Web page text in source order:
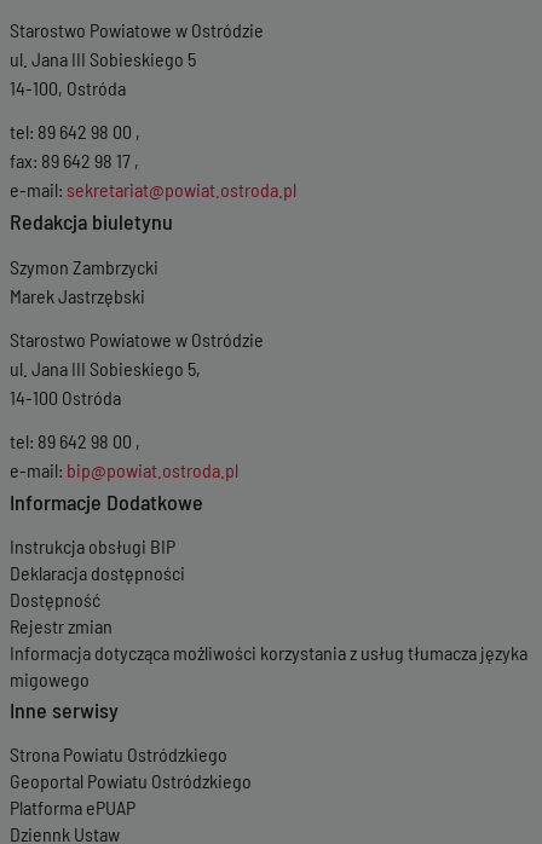
Starostwo Powiatowe w Ostródzie
ul. Jana III Sobieskiego 5
14-100, Ostróda
tel: 89 642 98 00 ,
fax: 89 642 98 17 ,
e-mail: sekretariat@powiat.ostroda.pl
Redakcja biuletynu
Szymon Zambrzycki
Marek Jastrzębski
Starostwo Powiatowe w Ostródzie
ul. Jana III Sobieskiego 5,
14-100 Ostróda
tel: 89 642 98 00 ,
e-mail: bip@powiat.ostroda.pl
Informacje Dodatkowe
Instrukcja obsługi BIP
Deklaracja dostępności
Dostępność
Rejestr zmian
Informacja dotycząca możliwości korzystania z usług tłumacza języka
migowego
Inne serwisy
Strona Powiatu Ostródzkiego
Geoportal Powiatu Ostródzkiego
Platforma ePUAP
Dziennk Ustaw